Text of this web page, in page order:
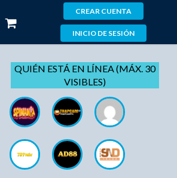
CREAR CUENTA
INICIO DE SESIÓN
QUIÉN ESTÁ EN LÍNEA (MÁX. 30
VISIBLES)